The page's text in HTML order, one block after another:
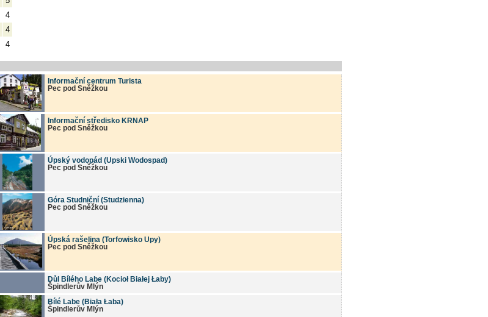
4
4
4
Informační centrum Turista
Pec pod Sněžkou
Informační středisko KRNAP
Pec pod Sněžkou
Úpský vodopád (Upski Wodospad)
Pec pod Sněžkou
Góra Studniční (Studzienna)
Pec pod Sněžkou
Úpská rašelina (Torfowisko Upy)
Pec pod Sněžkou
Důl Bílého Labe (Kocioł Białej Łaby)
Špindlerův Mlýn
Bílé Labe (Biała Łaba)
Špindlerův Mlýn